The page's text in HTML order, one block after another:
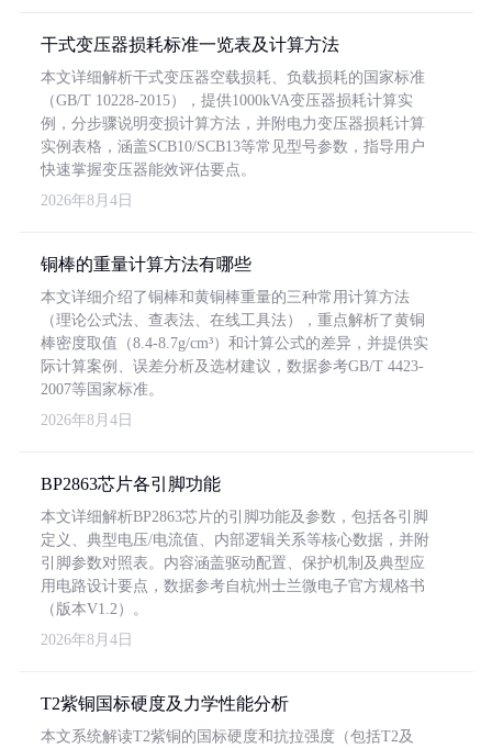
干式变压器损耗标准一览表及计算方法
本文详细解析干式变压器空载损耗、负载损耗的国家标准
（GB/T 10228-2015），提供1000kVA变压器损耗计算实
例，分步骤说明变损计算方法，并附电力变压器损耗计算
实例表格，涵盖SCB10/SCB13等常见型号参数，指导用户
快速掌握变压器能效评估要点。
2026年8月4日
铜棒的重量计算方法有哪些
本文详细介绍了铜棒和黄铜棒重量的三种常用计算方法
（理论公式法、查表法、在线工具法），重点解析了黄铜
棒密度取值（8.4-8.7g/cm³）和计算公式的差异，并提供实
际计算案例、误差分析及选材建议，数据参考GB/T 4423-
2007等国家标准。
2026年8月4日
BP2863芯片各引脚功能
本文详细解析BP2863芯片的引脚功能及参数，包括各引脚
定义、典型电压/电流值、内部逻辑关系等核心数据，并附
引脚参数对照表。内容涵盖驱动配置、保护机制及典型应
用电路设计要点，数据参考自杭州士兰微电子官方规格书
（版本V1.2）。
2026年8月4日
T2紫铜国标硬度及力学性能分析
本文系统解读T2紫铜的国标硬度和抗拉强度（包括T2及